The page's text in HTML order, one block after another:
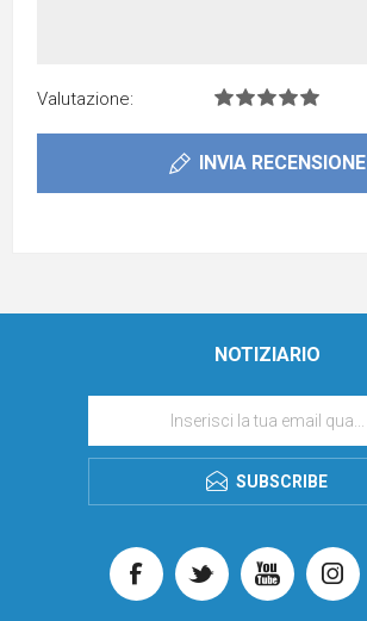
Valutazione:
INVIA RECENSIONE
NOTIZIARIO
SUBSCRIBE